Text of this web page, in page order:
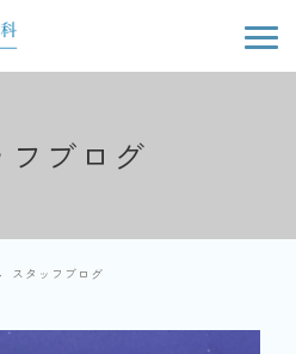
フブログ
スタッフブログ